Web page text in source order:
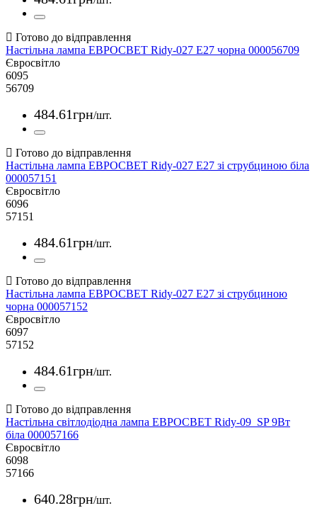
Настільна лампа ЕВРОСВЕТ Ridy-027 E27 чорна 000056709
Євросвітло
6095
56709
484.61грн/шт.
Настільна лампа ЕВРОСВЕТ Ridy-027 E27 зі струбциною біла
000057151
Євросвітло
6096
57151
484.61грн/шт.
Настільна лампа ЕВРОСВЕТ Ridy-027 E27 зі струбциною
чорна 000057152
Євросвітло
6097
57152
484.61грн/шт.
Настільна світлодіодна лампа ЕВРОСВЕТ Ridy-09_SP 9Вт
біла 000057166
Євросвітло
6098
57166
640.28грн/шт.